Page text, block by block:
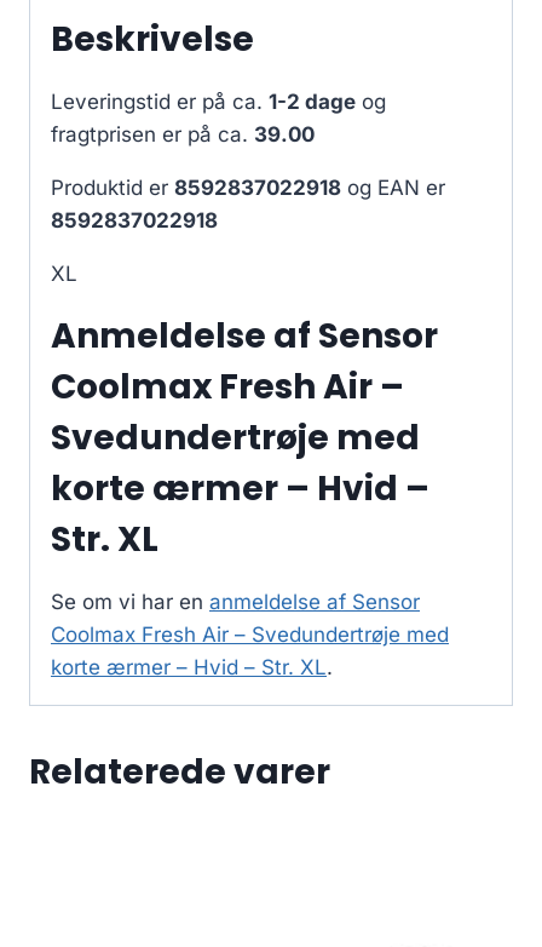
Beskrivelse
Leveringstid er på ca. 1-2 dage og
fragtprisen er på ca. 39.00
Produktid er 8592837022918 og EAN er
8592837022918
XL
Anmeldelse af Sensor
Coolmax Fresh Air –
Svedundertrøje med
korte ærmer – Hvid –
Str. XL
Se om vi har en anmeldelse af Sensor
Coolmax Fresh Air – Svedundertrøje med
korte ærmer – Hvid – Str. XL.
Relaterede varer